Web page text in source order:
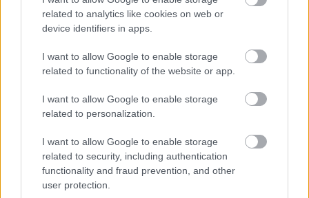
related to analytics like cookies on web or
device identifiers in apps.
I want to allow Google to enable storage
related to functionality of the website or app.
I want to allow Google to enable storage
related to personalization.
I want to allow Google to enable storage
related to security, including authentication
functionality and fraud prevention, and other
user protection.
AZ EMBERSÉG ÜNNEPE